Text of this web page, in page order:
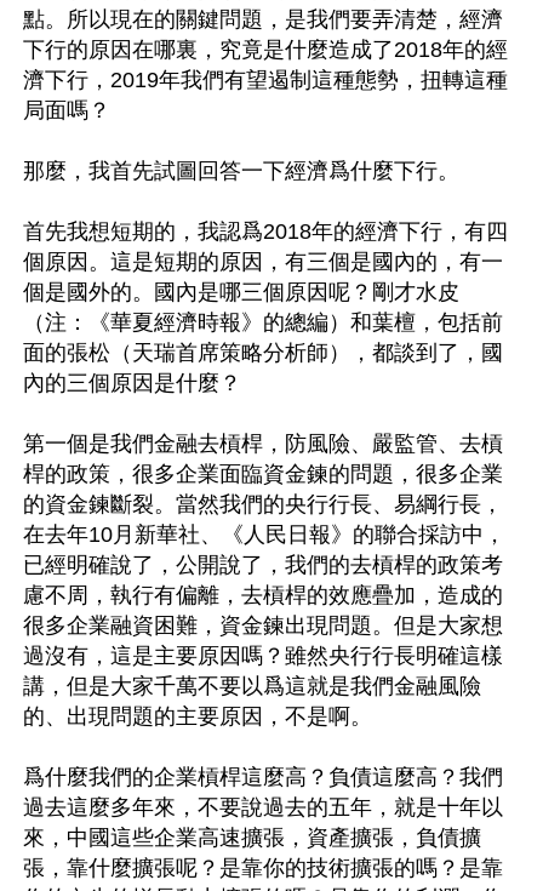
點。所以現在的關鍵問題，是我們要弄清楚，經濟
下行的原因在哪裏，究竟是什麼造成了2018年的經
濟下行，2019年我們有望遏制這種態勢，扭轉這種
局面嗎？
那麼，我首先試圖回答一下經濟爲什麼下行。
首先我想短期的，我認爲2018年的經濟下行，有四
個原因。這是短期的原因，有三個是國內的，有一
個是國外的。國內是哪三個原因呢？剛才水皮
（注：《華夏經濟時報》的總編）和葉檀，包括前
面的張松（天瑞首席策略分析師），都談到了，國
內的三個原因是什麼？
第一個是我們金融去槓桿，防風險、嚴監管、去槓
桿的政策，很多企業面臨資金鍊的問題，很多企業
的資金鍊斷裂。當然我們的央行行長、易綱行長，
在去年10月新華社、《人民日報》的聯合採訪中，
已經明確說了，公開說了，我們的去槓桿的政策考
慮不周，執行有偏離，去槓桿的效應疊加，造成的
很多企業融資困難，資金鍊出現問題。但是大家想
過沒有，這是主要原因嗎？雖然央行行長明確這樣
講，但是大家千萬不要以爲這就是我們金融風險
的、出現問題的主要原因，不是啊。
爲什麼我們的企業槓桿這麼高？負債這麼高？我們
過去這麼多年來，不要說過去的五年，就是十年以
來，中國這些企業高速擴張，資產擴張，負債擴
張，靠什麼擴張呢？是靠你的技術擴張的嗎？是靠